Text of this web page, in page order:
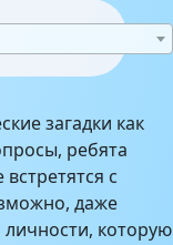
загадки как
ребята
с
даже
которую